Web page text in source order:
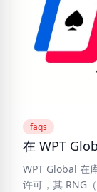
faqs
在 WPT
WPT Global 在
许可，其 RNG